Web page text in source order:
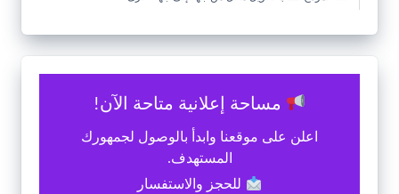
مساحة إعلانية متاحة الآن!
اعلن على موقعنا وابدأ بالوصول لجمهورك
المستهدف.
للحجز والاستفسار